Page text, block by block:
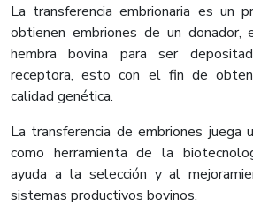
La transferencia embrionaria es un
obtienen embriones de un donador,
hembra bovina para ser
receptora, esto con el fin de
calidad genética.
La transferencia de embriones juega
como herramienta de la
ayuda a la selección y al
sistemas productivos bovinos.